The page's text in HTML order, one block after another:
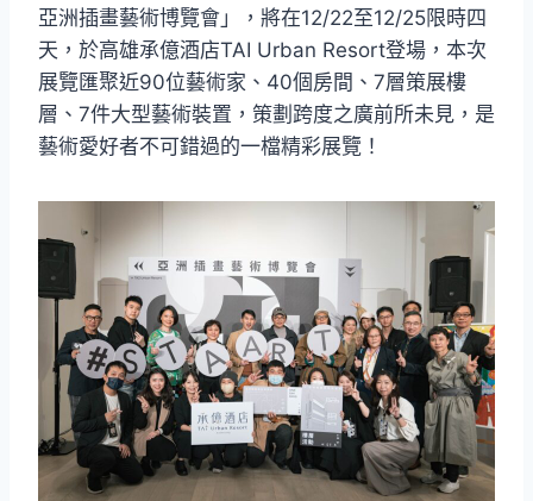
亞洲插畫藝術博覽會」，將在12/22至12/25限時四
天，於高雄承億酒店TAI Urban Resort登場，本次
展覽匯聚近90位藝術家、40個房間、7層策展樓
層、7件大型藝術裝置，策劃跨度之廣前所未見，是
藝術愛好者不可錯過的一檔精彩展覽！